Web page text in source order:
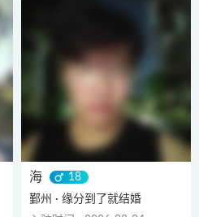
海
18
鄞州 · 缘分到了就结婚